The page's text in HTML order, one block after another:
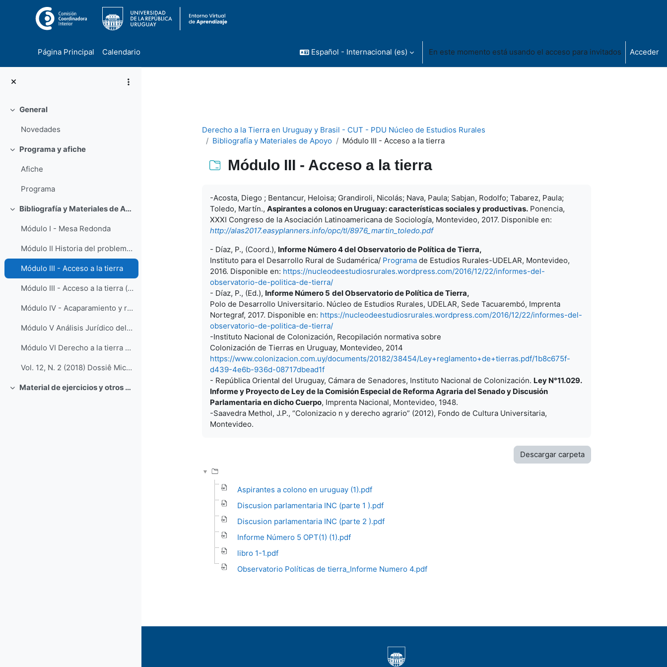
Página Principal Calendario Español - Internacional ‎(es)‎ En este momento está usando el acceso para invitados Acceder
Colapsar
General
Novedades
Colapsar
Programa y afiche
Afiche
Programa
Colapsar Bibliografía y Materiales de Apoyo
Módulo I - Mesa Redonda
Módulo II Historia del problema de la tierra en Uruguay
Módulo III - Acceso a la tierra
Módulo III - Acceso a la tierra (copia)
Módulo IV - Acaparamiento y renta de la tierra en Uruguay
Módulo V Análisis Jurídico del concepto de Propiedad Privada
Módulo VI Derecho a la tierra en Brasil
Vol. 12, N. 2 (2018) Dossiê Michel Temer e a Questão Agrária
Colapsar Material de ejercicios y otros recursos didácticos
Derecho a la Tierra en Uruguay y Brasil - CUT - PDU Núcleo de Estudios Rurales
Bibliografía y Materiales de Apoyo
Módulo III - Acceso a la tierra
Módulo III - Acceso a la tierra
-Acosta, Diego ; Bentancur, Heloisa; Grandiroli, Nicolás; Nava, Paula; Sabjan, Rodolfo; Tabarez, Paula;
Toledo, Martín., Aspirantes a colonos en Uruguay: características sociales y productivas.Ponencia,
XXXI Congreso de la Asociación Latinoamericana de Sociología, Montevideo, 2017. Disponible en:
http://alas2017.easyplanners.info/opc/tl/8976_martin_toledo.pdf
- Díaz, P., (Coord.), Informe Número 4 del Observatorio de Política de Tierra,
Instituto para el Desarrollo Rural de Sudamérica/ Programade Estudios Rurales-UDELAR, Montevideo,
2016. Disponible en: https://nucleodeestudiosrurales.wordpress.com/2016/12/22/informes-del-
observatorio-de-politica-de-tierra/
- Díaz, P., (Ed.), Informe Número 5 del Observatorio de Política de Tierra,
Polo de Desarrollo Universitario. Núcleo de Estudios Rurales, UDELAR, Sede Tacuarembó, Imprenta
Nortegraf, 2017. Disponible en: https://nucleodeestudiosrurales.wordpress.com/2016/12/22/informes-del-
observatorio-de-politica-de-tierra/
-Instituto Nacional de Colonización, Recopilación normativa sobre
Colonización de Tierras en Uruguay, Montevideo, 2014
https://www.colonizacion.com.uy/documents/20182/38454/Ley+reglamento+de+tierras.pdf/1b8c675f-
d439-4e6b-936d-08717dbead1f
- República Oriental del Uruguay, Cámara de Senadores, Instituto Nacional de Colonización. Ley N°11.029.
Informe y Proyecto de Ley de la Comisión Especial de Reforma Agraria del Senado y Discusión
Parlamentaria en dicho Cuerpo, Imprenta Nacional, Montevideo, 1948.
-Saavedra Methol, J.P., “Colonizacio n y derecho agrario” (2012), Fondo de Cultura Universitaria,
Montevideo.
Descargar carpeta
Aspirantes a colono en uruguay (1).pdf
Discusion parlamentaria INC (parte 1 ).pdf
Discusion parlamentaria INC (parte 2 ).pdf
Informe Número 5 OPT(1) (1).pdf
libro 1-1.pdf
Observatorio Políticas de tierra_Informe Numero 4.pdf